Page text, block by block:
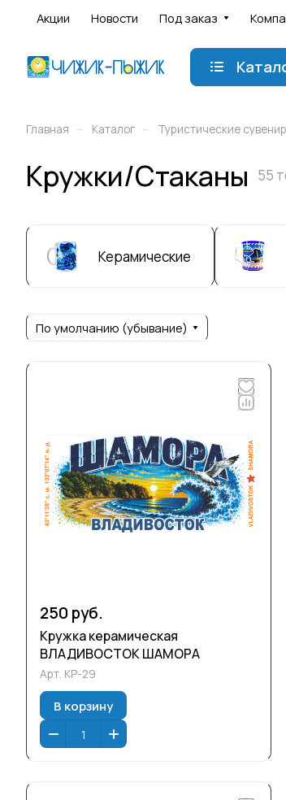
Акции Новости Под заказ
Главная – Каталог – Туристические
Кружки/Стаканы 55
Керамические
По умолчанию (убывание)
250 руб.
Кружка керамическая
ВЛАДИВОСТОК ШАМОРА
Арт. КР-29
В корзину